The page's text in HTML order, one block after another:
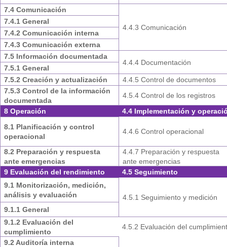
7.4 Comunicación
4.4.3 Comunicación
7.4.1 General
7.4.2 Comunicación interna
7.4.3 Comunicación externa
7.5 Información documentada
4.4.4 Documentación
7.5.1 General
7.5.2 Creación y actualización
4.4.5 Control de documentos
7.5.3 Control de la información
documentada
4.5.4 Control de los registros
8 Operación
4.4 Implementación y
8.1 Planificación y control
operacional
4.4.6 Control operacional
8.2 Preparación y respuesta
ante emergencias
4.4.7 Preparación y respuesta
ante emergencias
9 Evaluación del rendimiento
4.5 Seguimiento
9.1 Monitorización, medición,
análisis y evaluación
4.5.1 Seguimiento y medición
9.1.1 General
9.1.2 Evaluación del
cumplimiento
4.5.2 Evaluación del
9.2 Auditoría interna